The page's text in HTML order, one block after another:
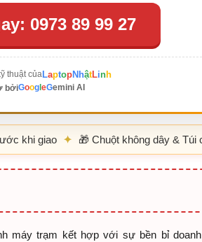
phím sâu, gõ cực êm và có cụm phím số
0973 89 99 27
thuật củaLaptopNhậtLinh
bởiGoogl eGemini AI
✦ 🎁 Chuột không dây & Túi chống sốc
máy trạm kết hợp với sự bền bỉ doanh